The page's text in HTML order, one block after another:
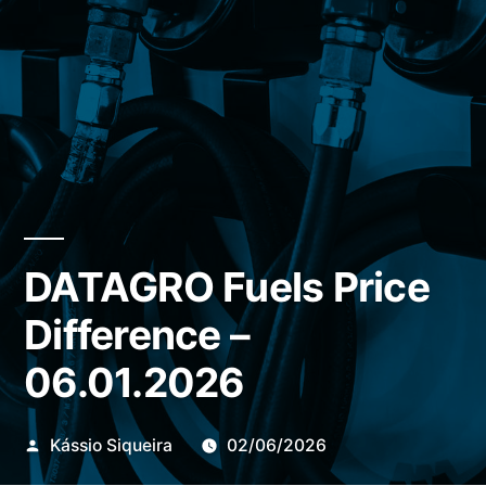
DATAGRO Fuels Price
Difference –
06.01.2026
Publicado
por
Kássio Siqueira 02/06/2026